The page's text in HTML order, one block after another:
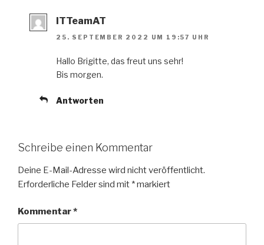
ITTeamAT
25. SEPTEMBER 2022 UM 19:57 UHR
Hallo Brigitte, das freut uns sehr!
Bis morgen.
Antworten
Schreibe einen Kommentar
Deine E-Mail-Adresse wird nicht veröffentlicht.
Erforderliche Felder sind mit *markiert
Kommentar*